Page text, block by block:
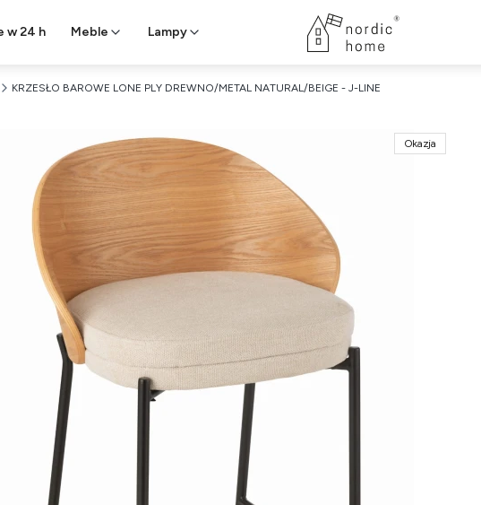
w 24 h Meble Lampy
KRZESŁO BAROWE LONE PLY DREWNO/METAL NATURAL/BEIGE - J-LINE
Okazja